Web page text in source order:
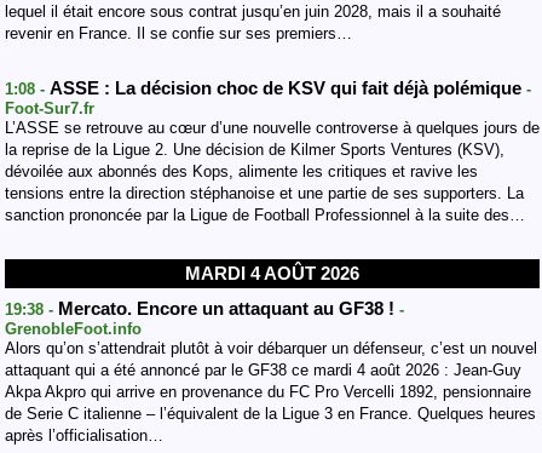
lequel il était encore sous contrat jusqu’en juin 2028, mais il a souhaité
revenir en France. Il se confie sur ses premiers…
1:08 - ASSE : La décision choc de KSV qui fait déjà polémique -
Foot-Sur7.fr
L’ASSE se retrouve au cœur d’une nouvelle controverse à quelques jours de
la reprise de la Ligue 2. Une décision de Kilmer Sports Ventures (KSV),
dévoilée aux abonnés des Kops, alimente les critiques et ravive les
tensions entre la direction stéphanoise et une partie de ses supporters. ‎La
sanction prononcée par la Ligue de Football Professionnel à la suite des…
MARDI 4 AOÛT 2026
19:38 - Mercato. Encore un attaquant au GF38 ! -
GrenobleFoot.info
Alors qu’on s’attendrait plutôt à voir débarquer un défenseur, c’est un nouvel
attaquant qui a été annoncé par le GF38 ce mardi 4 août 2026 : Jean-Guy
Akpa Akpro qui arrive en provenance du FC Pro Vercelli 1892, pensionnaire
de Serie C italienne – l’équivalent de la Ligue 3 en France. Quelques heures
après l’officialisation…